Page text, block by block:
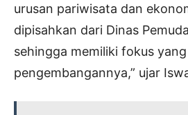
urusan pariwisata dan
dipisahkan dari Dinas
sehingga memiliki fokus
pengembangannya,” ujar